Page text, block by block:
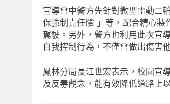
宣導會中警方先針對微型電動二
保強制責任險 」等，配合精心製
駕駛。另外，警方也利用此次宣
自我控制行為，不僅會做出傷害
鳳林分局長江世宏表示，校園宣
及反毒觀念，能有效降低道路上